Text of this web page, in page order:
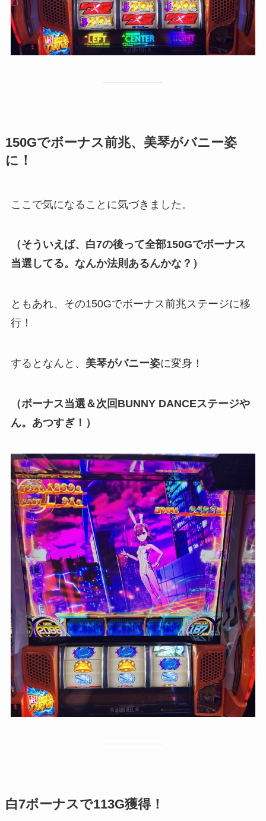
150Gでボーナス前兆、美琴がバニー姿
に！
ここで気になることに気づきました。
（そういえば、白7の後って全部150Gでボーナス
当選してる。なんか法則あるんかな？）
ともあれ、その150Gでボーナス前兆ステージに移
行！
するとなんと、 美琴がバニー姿に変身！
（ボーナス当選＆次回BUNNY DANCEステージや
ん。あつすぎ！）
白7ボーナスで113G獲得！